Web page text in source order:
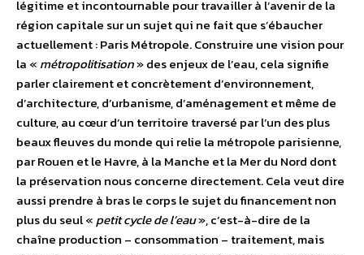
légitime et incontournable pour travailler à l’avenir de la
région capitale sur un sujet qui ne fait que s’ébaucher
actuellement : Paris Métropole. Construire une vision pour
la « métropolitisation» des enjeux de l’eau, cela signifie
parler clairement et concrètement d’environnement,
d’architecture, d’urbanisme, d’aménagement et même de
culture, au cœur d’un territoire traversé par l’un des plus
beaux fleuves du monde qui relie la métropole parisienne,
par Rouen et le Havre, à la Manche et la Mer du Nord dont
la préservation nous concerne directement. Cela veut dire
aussi prendre à bras le corps le sujet du financement non
plus du seul «petit cycle de l’eau», c’est-à-dire de la
chaîne production – consommation – traitement, mais